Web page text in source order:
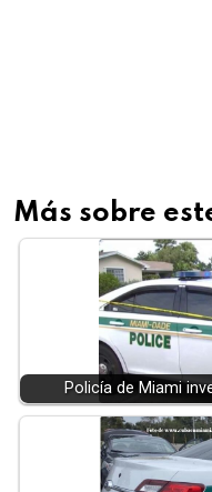
Más sobre
Policía de Miami